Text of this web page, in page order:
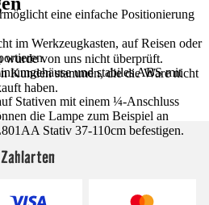
eine einfache Positionierung
im Werkzeugkasten, auf Reisen oder
und stabiles ABS mit
Stativen mit einem ¼-Anschluss
die Lampe zum Beispiel an
Stativ 37-110cm befestigen.
von uns nicht überprüft.
Kunden stammen, die die Ware nicht
haben.
Zahlarten